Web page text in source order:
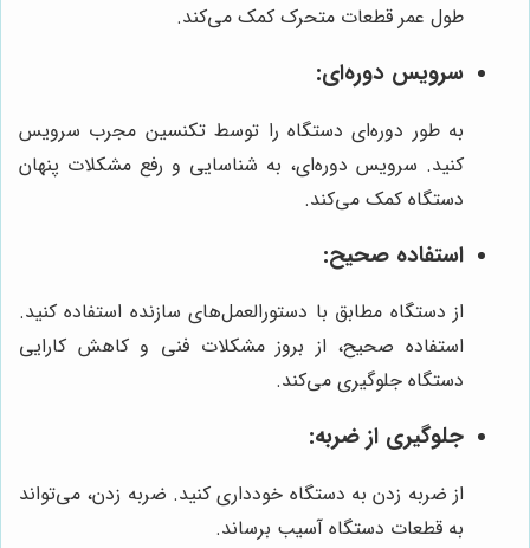
طول عمر قطعات متحرک کمک می‌کند.
سرویس دوره‌ای:
به طور دوره‌ای دستگاه را توسط تکنسین مجرب سرویس
کنید. سرویس دوره‌ای، به شناسایی و رفع مشکلات پنهان
دستگاه کمک می‌کند.
استفاده صحیح:
از دستگاه مطابق با دستورالعمل‌های سازنده استفاده کنید.
استفاده صحیح، از بروز مشکلات فنی و کاهش کارایی
دستگاه جلوگیری می‌کند.
جلوگیری از ضربه:
از ضربه زدن به دستگاه خودداری کنید. ضربه زدن، می‌تواند
به قطعات دستگاه آسیب برساند.